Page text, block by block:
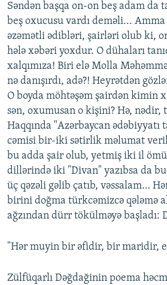
Səndən başqa on-on beş adam da
beş oxucusu vardı deməli... Amma
əzəmətli ədibləri, şairləri olub ki,
hələ xəbəri yoxdur. O dühaları
xalqımıza! Biri elə Molla
nə danışırdı, adə?! Heyrətdən
O boyda möhtəşəm şairdən kimin
sən, oxumusan o kişini? Hə, nədir,
Haqqında "Azərbaycan
cəmisi bir-iki sətirlik məlumat
bu adda şair olub, yetmiş iki il
dillərində iki "Divan" yazıbsa da
üç qəzəli gəlib çatıb, vəssalam…
birini doğma türkcəmizcə qələmə
ağzından dürr tökülməyə başladı:
"Hər muyin bir əfidir, bir maridir,
Zülfüqarlı Dəğdağinin poema